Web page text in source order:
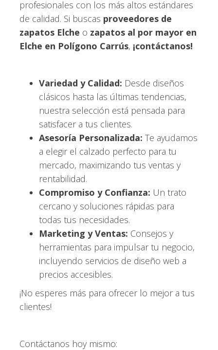
profesionales con los más altos estándares
de calidad. Si buscas proveedores de
zapatos Elche o zapatos al por mayor en
Elche en Polígono Carrús, ¡contáctanos!
Variedad y Calidad: Desde diseños
clásicos hasta las últimas tendencias,
nuestra selección está pensada para
satisfacer a tus clientes.
Asesoría Personalizada: Te ayudamos
a elegir el calzado perfecto para tu
mercado, maximizando tus ventas y
rentabilidad.
Compromiso y Confianza: Un trato
cercano y soluciones rápidas para
todas tus necesidades.
Marketing y Ventas: Consejos y
herramientas para impulsar tu negocio,
incluyendo servicios de diseño web a
precios accesibles.
¡No esperes más para ofrecer lo mejor a tus
clientes!
Contáctanos hoy mismo: